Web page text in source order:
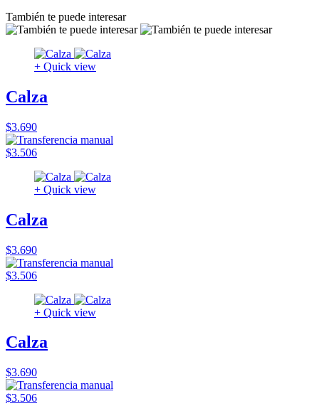
También te puede interesar
+ Quick view
Calza
$3.690
$3.506
+ Quick view
Calza
$3.690
$3.506
+ Quick view
Calza
$3.690
$3.506